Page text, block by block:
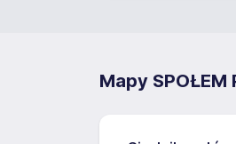
Mapy SPOŁEM